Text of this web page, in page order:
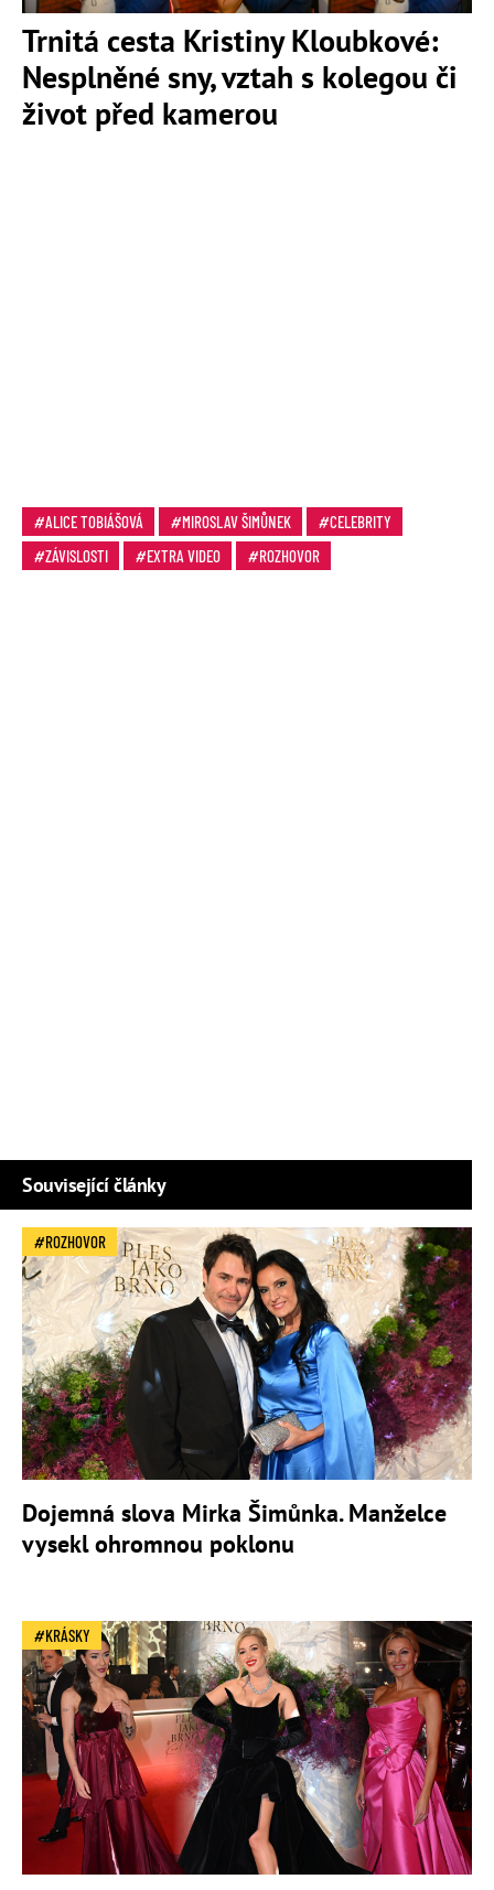
Trnitá cesta Kristiny Kloubkové:
Nesplněné sny, vztah s kolegou či
život před kamerou
ALICE TOBIÁŠOVÁ MIROSLAV ŠIMŮNEK
CELEBRITY
ZÁVISLOSTI
EXTRA VIDEO ROZHOVOR
Související články
ROZHOVOR
Dojemná slova Mirka Šimůnka. Manželce
vysekl ohromnou poklonu
KRÁSKY